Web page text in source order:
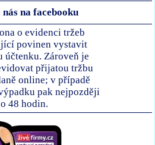
nás na facebooku
o evidenci tržeb
povinen vystavit
účtenku. Zároveň je
přijatou tržbu
online; v případě
pak nejpozději
48 hodin.